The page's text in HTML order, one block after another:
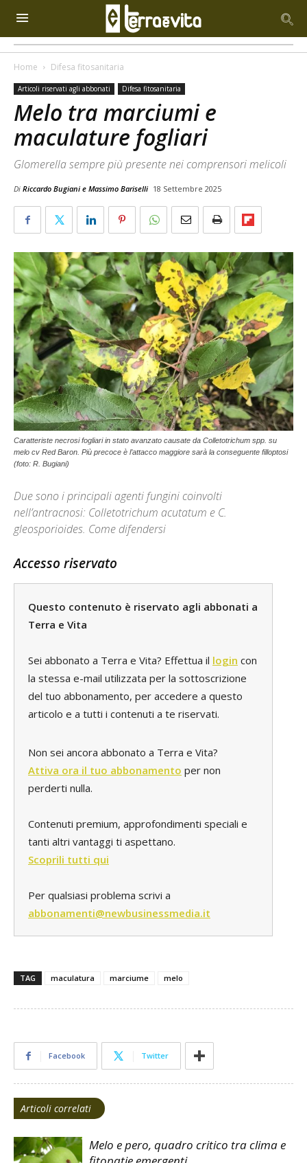
Home Difesa fitosanitaria
Articoli riservati agli abbonati Difesa fitosanitaria
Melo tra marciumi e
maculature fogliari
Glomerella sempre più presente nei comprensori melicoli
Di Riccardo Bugiani e Massimo Bariselli 18 Settembre 2025
Caratteriste necrosi fogliari in stato avanzato causate da Colletotrichum spp. su
melo cv Red Baron. Più precoce è l’attacco maggiore sarà la conseguente filloptosi
(foto: R. Bugiani)
Due sono i principali agenti fungini coinvolti
nell’antracnosi: Colletotrichum acutatum e C.
gleosporioides. Come difendersi
Accesso riservato
Questo contenuto è riservato agli abbonati a
Terra e Vita
Sei abbonato a Terra e Vita? Effettua il login con
la stessa e-mail utilizzata per la sottoscrizione
del tuo abbonamento, per accedere a questo
articolo e a tutti i contenuti a te riservati.
Non sei ancora abbonato a Terra e Vita?
Attiva ora il tuo abbonamento per non
perderti nulla.
Contenuti premium, approfondimenti speciali e
tanti altri vantaggi ti aspettano.
Scoprili tutti qui
Per qualsiasi problema scrivi a
abbonamenti@newbusinessmedia.it
TAG maculatura marciume melo
Facebook Twitter
Articoli correlati
Melo e pero, quadro critico tra clima e